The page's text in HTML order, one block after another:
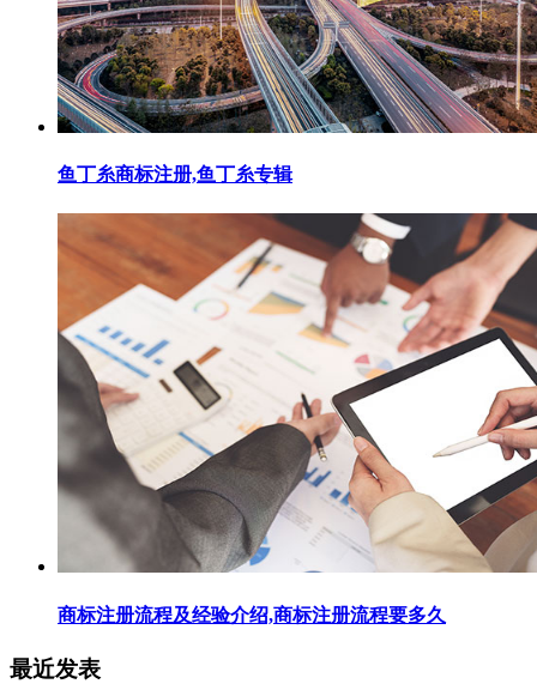
鱼丁糸商标注册,鱼丁糸专辑
商标注册流程及经验介绍,商标注册流程要多久
最近发表